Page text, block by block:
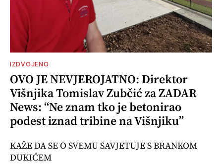
IZDVOJENO
OVO JE NEVJEROJATNO: Direktor
Višnjika Tomislav Zubčić za ZADAR
News: “Ne znam tko je betonirao
podest iznad tribine na Višnjiku”
KAŽE DA SE O SVEMU SAVJETUJE S BRANKOM
DUKIĆEM